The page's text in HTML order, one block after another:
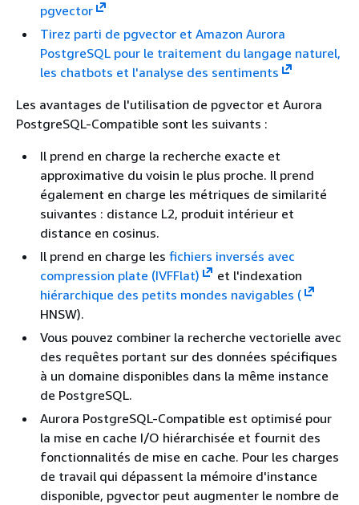
pgvector
Tirez parti de pgvector et Amazon Aurora
PostgreSQL pour le traitement du langage naturel,
les chatbots et l'analyse des sentiments
Les avantages de l'utilisation de pgvector et Aurora
PostgreSQL-Compatible sont les suivants :
Il prend en charge la recherche exacte et
approximative du voisin le plus proche. Il prend
également en charge les métriques de similarité
suivantes : distance L2, produit intérieur et
distance en cosinus.
Il prend en charge les fichiers inversés avec
compression plate (IVFFlat)
et l'indexation
hiérarchique des petits mondes navigables (
HNSW).
Vous pouvez combiner la recherche vectorielle avec
des requêtes portant sur des données spécifiques
à un domaine disponibles dans la même instance
de PostgreSQL.
Aurora PostgreSQL-Compatible est optimisé pour
la mise en cache I/O hiérarchisée et fournit des
fonctionnalités de mise en cache. Pour les charges
de travail qui dépassent la mémoire d'instance
disponible, pgvector peut augmenter le nombre de